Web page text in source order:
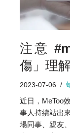
注意
傷」理
2023-07-06
近日，MeToo
事人持續站出
場同事、親友